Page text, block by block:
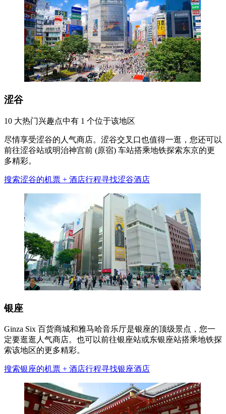
涩谷
10 大热门兴趣点中有 1 个位于该地区
尽情享受涩谷的人气商店。涩谷交叉口也值得一逛，您还可以
前往涩谷站或明治神宫前 (原宿) 车站搭乘地铁探索东京的更
多精彩。
搜索涩谷的机票 + 酒店行程寻找涩谷酒店
银座
Ginza Six 百货商城和雅马哈音乐厅是银座的顶级景点，您一
定要逛逛人气商店。也可以前往银座站或东银座站搭乘地铁探
索该地区的更多精彩。
搜索银座的机票 + 酒店行程寻找银座酒店